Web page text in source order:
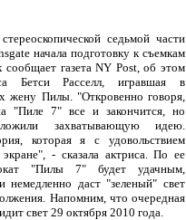
седьмой части
начала подготовку к съемкам
сообщает газета NY Post, об этом
Бетси Расселл, игравшая в
жену Пилы. "Откровенно говоря,
"Пиле 7" все и закончится, но
захватывающую идею.
которая я с удовольствием
- сказала актриса. По ее
"Пилы 7" будет удачным,
немедленно даст "зеленый" свет
Напомним, что очередная
свет 29 октября 2010 года.